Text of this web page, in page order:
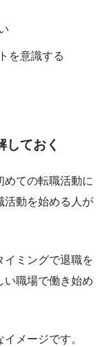
を意識する
しておく
めての転職活動に
活動を始める人が
イミングで退職を
い職場で働き始め
メージです。